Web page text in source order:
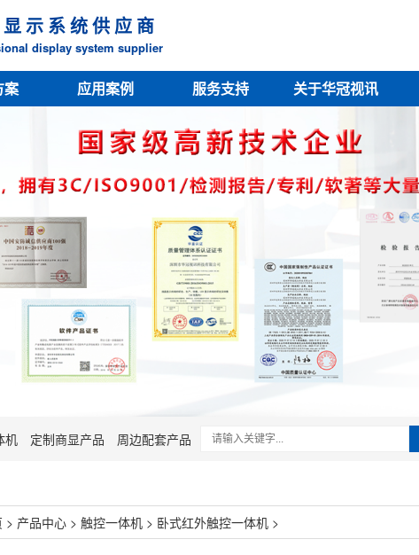
显 示 系 统 供 应 商
display system supplier
案 应用案例 服务支持 关于华冠视讯
机 定制商显产品 周边配套产品
> 产品中心 >触控一体机 > 卧式红外触控一体机 >